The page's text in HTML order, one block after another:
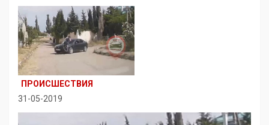
ПРОИСШЕСТВИЯ
31-05-2019